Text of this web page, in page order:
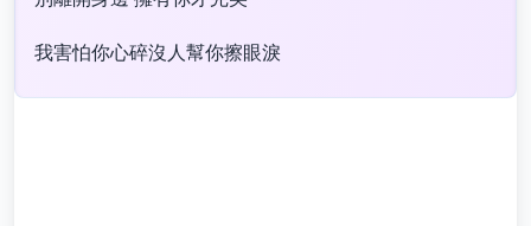
我害怕你心碎沒人幫你擦眼淚